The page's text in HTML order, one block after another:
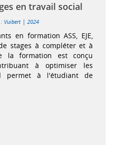
en travail social
Vuibert | 2024
en formation ASS, EJE,
stages à compléter et à
la formation est conçu
à optimiser les
permet à l'étudiant de